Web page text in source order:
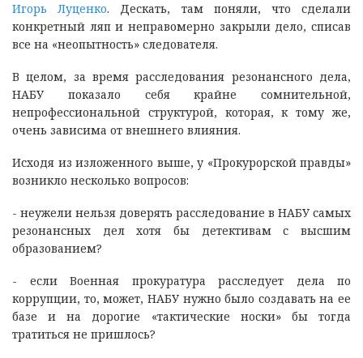
Игорь Луценко. Дескать, там поняли, что сделали
конкретный ляп и неправомерно закрыли дело, списав
все на «неопытность» следователя.
В целом, за время расследования резонансного дела,
НАБУ показало себя крайне сомнительной,
непрофессиональной структурой, которая, к тому же,
очень зависима от внешнего влияния.
Исходя из изложенного выше, у «Прокурорской правды»
возникло несколько вопросов:
- неужели нельзя доверять расследование в НАБУ самых
резонансных дел хотя бы детективам с высшим
образованием?
- если Военная прокуратура расследует дела по
коррупции, то, может, НАБУ нужно было создавать на ее
базе и на дорогие «тактические носки» бы тогда
тратиться не пришлось?